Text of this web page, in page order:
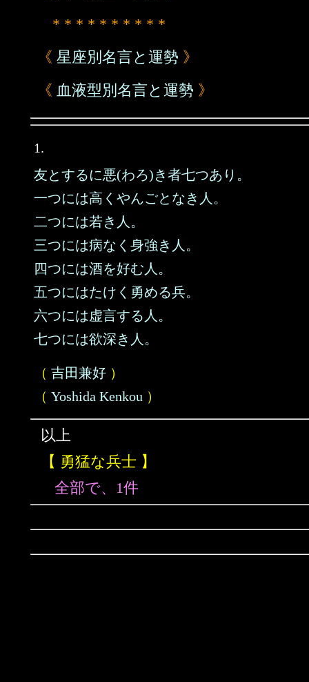
* * * * * * * * * *
《 星座別名言と運勢 》
《 血液型別名言と運勢 》
1.
友とするに悪(わろ)き者七つあり。
一つには高くやんごとなき人。
二つには若き人。
三つには病なく身強き人。
四つには酒を好む人。
五つにはたけく勇める兵。
六つには虚言する人。
七つには欲深き人。
（ 吉田兼好 ）
（ Yoshida Kenkou ）
以上
【 勇猛な兵士 】
全部で、1件